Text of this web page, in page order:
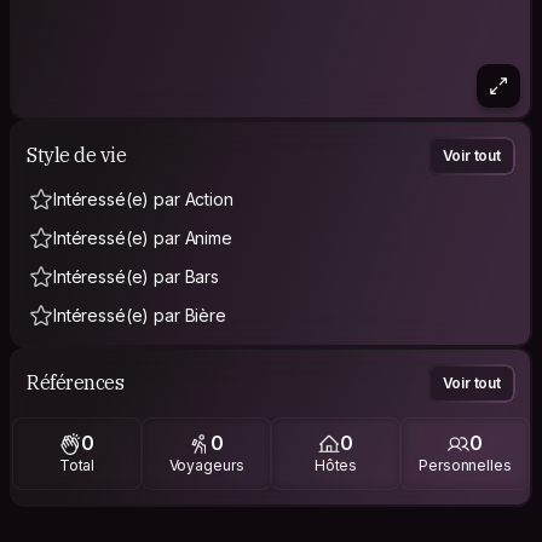
Style de vie Voir tout
Intéressé(e) par Action
Intéressé(e) par Anime
Intéressé(e) par Bars
Intéressé(e) par Bière
Références Voir tout
0
Total
0
Voyageurs
0
Hôtes
0
Personnelles